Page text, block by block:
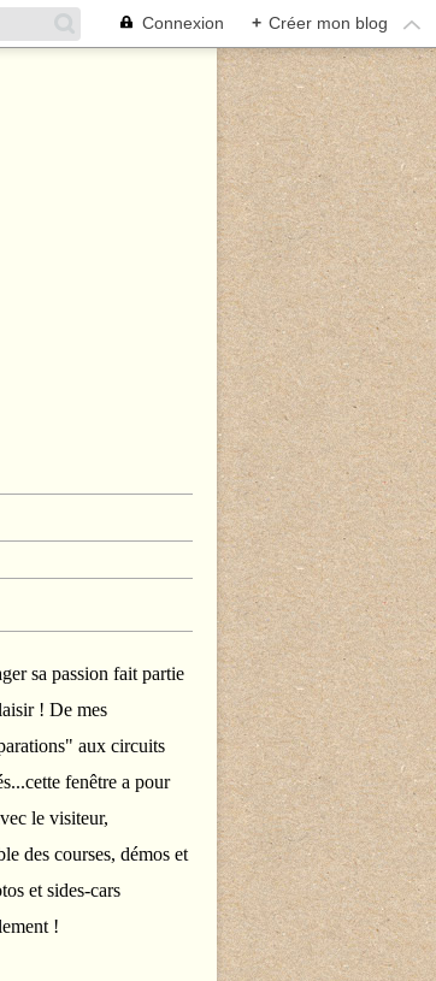
Connexion + Créer mon blog
sa passion fait partie
! De mes
aux circuits
fenêtre a pour
le visiteur,
des courses, démos et
et sides-cars
!